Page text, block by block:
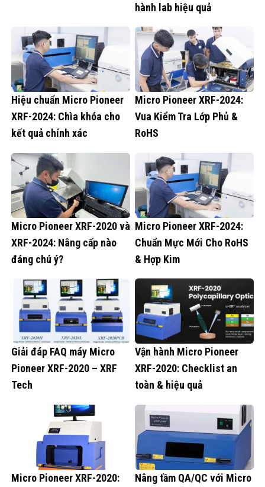
hành lab hiệu quả
Hiệu chuẩn Micro Pioneer
XRF-2024: Chìa khóa cho
kết quả chính xác
Micro Pioneer XRF-2024:
Vua Kiểm Tra Lớp Phủ &
RoHS
Micro Pioneer XRF-2020 và
XRF-2024: Nâng cấp nào
đáng chú ý?
Micro Pioneer XRF-2024:
Chuẩn Mực Mới Cho RoHS
& Hợp Kim
Giải đáp FAQ máy Micro
Pioneer XRF-2020 – XRF
Tech
Vận hành Micro Pioneer
XRF-2020: Checklist an
toàn & hiệu quả
Micro Pioneer XRF-2020: Nâng tầm QA/QC với Micro